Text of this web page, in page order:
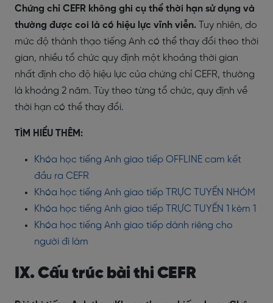
Chứng chỉ CEFR không ghi cụ thể thời hạn sử dụng và
thường được coi là có hiệu lực vĩnh viễn.
Tuy nhiên, do
mức độ thành thạo tiếng Anh có thể thay đổi theo thời
gian, nhiều tổ chức quy định một khoảng thời gian
nhất định cho độ hiệu lực của chứng chỉ CEFR, thường
là khoảng 2 năm. Tùy theo từng tổ chức, quy định về
thời hạn có thể thay đổi.
TÌM HIỂU THÊM:
Khóa học tiếng Anh giao tiếp OFFLINE cam kết
đầu ra CEFR
Khóa học tiếng Anh giao tiếp TRỰC TUYẾN NHÓM
Khóa học tiếng Anh giao tiếp TRỰC TUYẾN 1 kèm 1
Khóa học tiếng Anh giao tiếp dành riêng cho
người đi làm
IX. Cấu trúc bài thi CEFR